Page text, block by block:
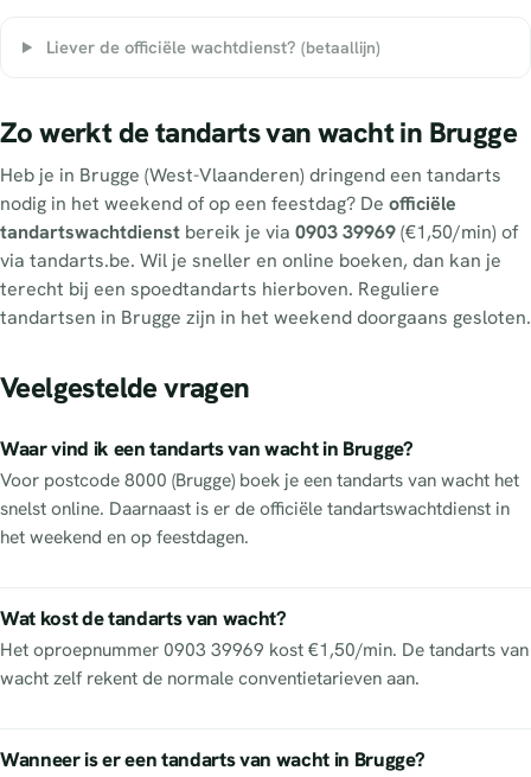
Liever de officiële wachtdienst? (betaallijn)
Zo werkt de tandarts van wacht in Brugge
Heb je in Brugge (West-Vlaanderen) dringend een tandarts
nodig in het weekend of op een feestdag? De officiële
tandartswachtdienst bereik je via 0903 39969(€1,50/min) of
via tandarts.be. Wil je sneller en online boeken, dan kan je
terecht bij een spoedtandarts hierboven. Reguliere
tandartsen in Brugge zijn in het weekend doorgaans gesloten.
Veelgestelde vragen
Waar vind ik een tandarts van wacht in Brugge?
Voor postcode 8000 (Brugge) boek je een tandarts van wacht het
snelst online. Daarnaast is er de officiële tandartswachtdienst in
het weekend en op feestdagen.
Wat kost de tandarts van wacht?
Het oproepnummer 0903 39969 kost €1,50/min. De tandarts van
wacht zelf rekent de normale conventietarieven aan.
Wanneer is er een tandarts van wacht in Brugge?